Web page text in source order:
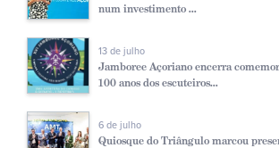
num investimento ...
13 de julho
Jamboree Açoriano encerra
100 anos dos escuteiros...
6 de julho
Quiosque do Triângulo marcou